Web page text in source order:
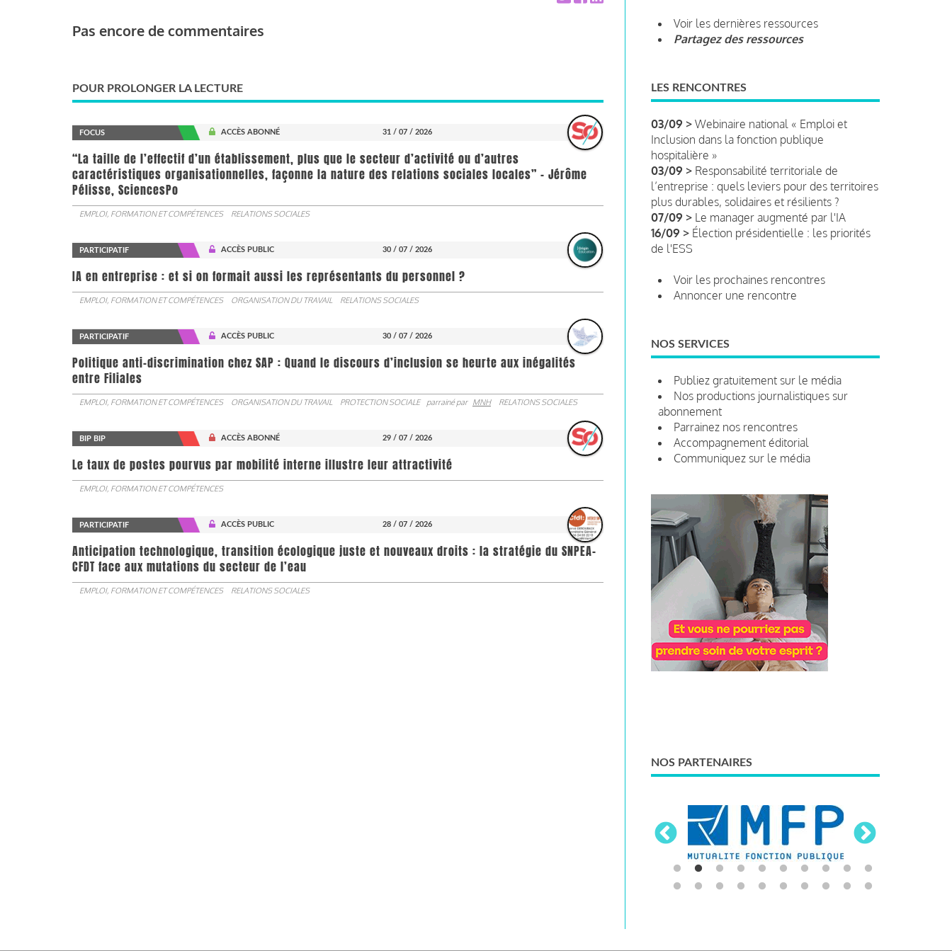
Pas encore de commentaires
POUR PROLONGER LA LECTURE
FOCUS ACCÈS ABONNÉ 31 / 07 / 2026
“La taille de l’effectif d’un établissement, plus que le secteur d’activité ou d’autres
caractéristiques organisationnelles, façonne la nature des relations sociales locales” - Jérôme
Pélisse, SciencesPo
EMPLOI, FORMATION ET COMPÉTENCES RELATIONS SOCIALES
PARTICIPATIF ACCÈS PUBLIC 30 / 07 / 2026
IA en entreprise : et si on formait aussi les représentants du personnel ?
EMPLOI, FORMATION ET COMPÉTENCES ORGANISATION DU TRAVAIL RELATIONS SOCIALES
PARTICIPATIF ACCÈS PUBLIC 30 / 07 / 2026
Politique anti-discrimination chez SAP : Quand le discours d’inclusion se heurte aux inégalités
entre Filiales
EMPLOI, FORMATION ET COMPÉTENCES ORGANISATION DU TRAVAIL PROTECTION SOCIALE parrainé par MNH RELATIONS SOCIALES
BIP BIP ACCÈS ABONNÉ 29 / 07 / 2026
Le taux de postes pourvus par mobilité interne illustre leur attractivité
EMPLOI, FORMATION ET COMPÉTENCES
PARTICIPATIF ACCÈS PUBLIC 28 / 07 / 2026
Anticipation technologique, transition écologique juste et nouveaux droits : la stratégie du SNPEA-
CFDT face aux mutations du secteur de l’eau
EMPLOI, FORMATION ET COMPÉTENCES RELATIONS SOCIALES
Voir les dernières ressources
Partagez des ressources
LES RENCONTRES
03/09 > Webinaire national « Emploi et
Inclusion dans la fonction publique
hospitalière »
03/09 > Responsabilité territoriale de
l’entreprise : quels leviers pour des territoires
plus durables, solidaires et résilients ?
07/09 > Le manager augmenté par l'IA
16/09 > Élection présidentielle : les priorités
de l'ESS
Voir les prochaines rencontres
Annoncer une rencontre
NOS SERVICES
Publiez gratuitement sur le média
Nos productions journalistiques sur
abonnement
Parrainez nos rencontres
Accompagnement éditorial
Communiquez sur le média
NOS PARTENAIRES